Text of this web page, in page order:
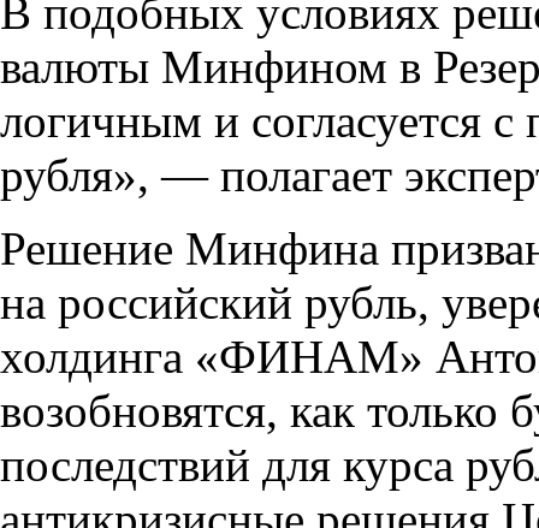
В подобных условиях
валюты Минфином в
логичным и согласуется
рубля», — полагает
Решение Минфина
на российский рубль,
холдинга «ФИНАМ»
возобновятся, как только
последствий для курса